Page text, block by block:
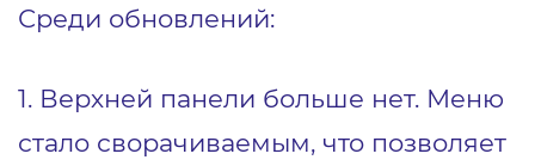
Среди обновлений:
1. Верхней панели больше нет. Меню
стало сворачиваемым, что позволяет